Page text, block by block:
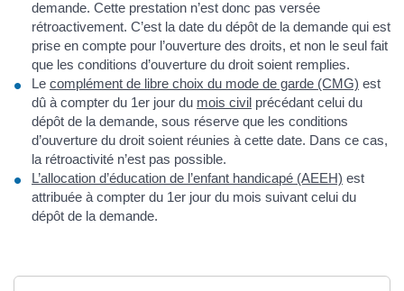
demande. Cette prestation n’est donc pas versée
rétroactivement. C’est la date du dépôt de la demande qui est
prise en compte pour l’ouverture des droits, et non le seul fait
que les conditions d’ouverture du droit soient remplies.
Le complément de libre choix du mode de garde (CMG) est
dû à compter du 1er jour du mois civil précédant celui du
dépôt de la demande, sous réserve que les conditions
d’ouverture du droit soient réunies à cette date. Dans ce cas,
la rétroactivité n’est pas possible.
L’allocation d’éducation de l’enfant handicapé (AEEH) est
attribuée à compter du 1er jour du mois suivant celui du
dépôt de la demande.